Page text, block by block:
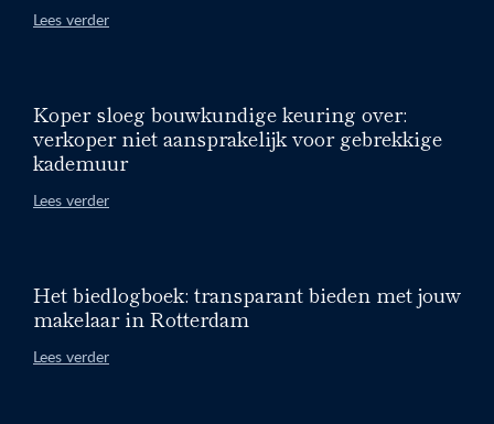
Lees verder
Koper sloeg bouwkundige keuring over:
verkoper niet aansprakelijk voor gebrekkige
kademuur
Lees verder
Het biedlogboek: transparant bieden met jouw
makelaar in Rotterdam
Lees verder